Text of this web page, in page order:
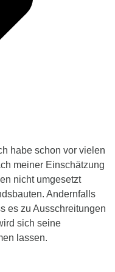
habe schon vor vielen
meiner Einschätzung
nicht umgesetzt
Andernfalls
es zu Ausschreitungen
sich seine
lassen.